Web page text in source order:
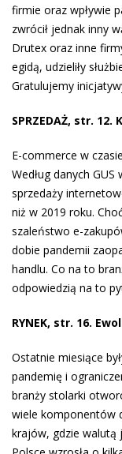
firmie oraz wpływie
zwrócił jednak inny
Drutex oraz inne
egidą, udzieliły
Gratulujemy
SPRZEDAŻ, str.
E-commerce w czasie
Według danych
sprzedaży
niż w 2019 roku.
szaleństwo e-
dobie pandemii
handlu. Co na to
odpowiedzią na to
RYNEK, str. 16.
Ostatnie miesiące
pandemię i
branży stolarki
wiele komponentów
krajów, gdzie walutą